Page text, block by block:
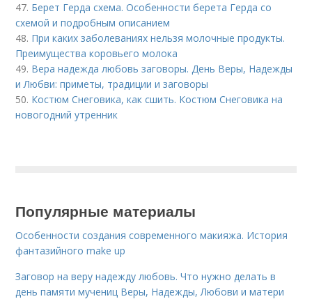
47. Берет Герда схема. Особенности берета Герда со
схемой и подробным описанием
48. При каких заболеваниях нельзя молочные продукты.
Преимущества коровьего молока
49. Вера надежда любовь заговоры. День Веры, Надежды
и Любви: приметы, традиции и заговоры
50. Костюм Снеговика, как сшить. Костюм Снеговика на
новогодний утренник
Популярные материалы
Особенности создания современного макияжа. История
фантазийного make up
Заговор на веру надежду любовь. Что нужно делать в
день памяти мучениц Веры, Надежды, Любови и матери